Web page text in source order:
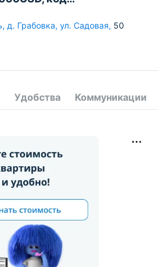
, д. Грабовка, ул. Садовая, 50
Удобства Коммуникации